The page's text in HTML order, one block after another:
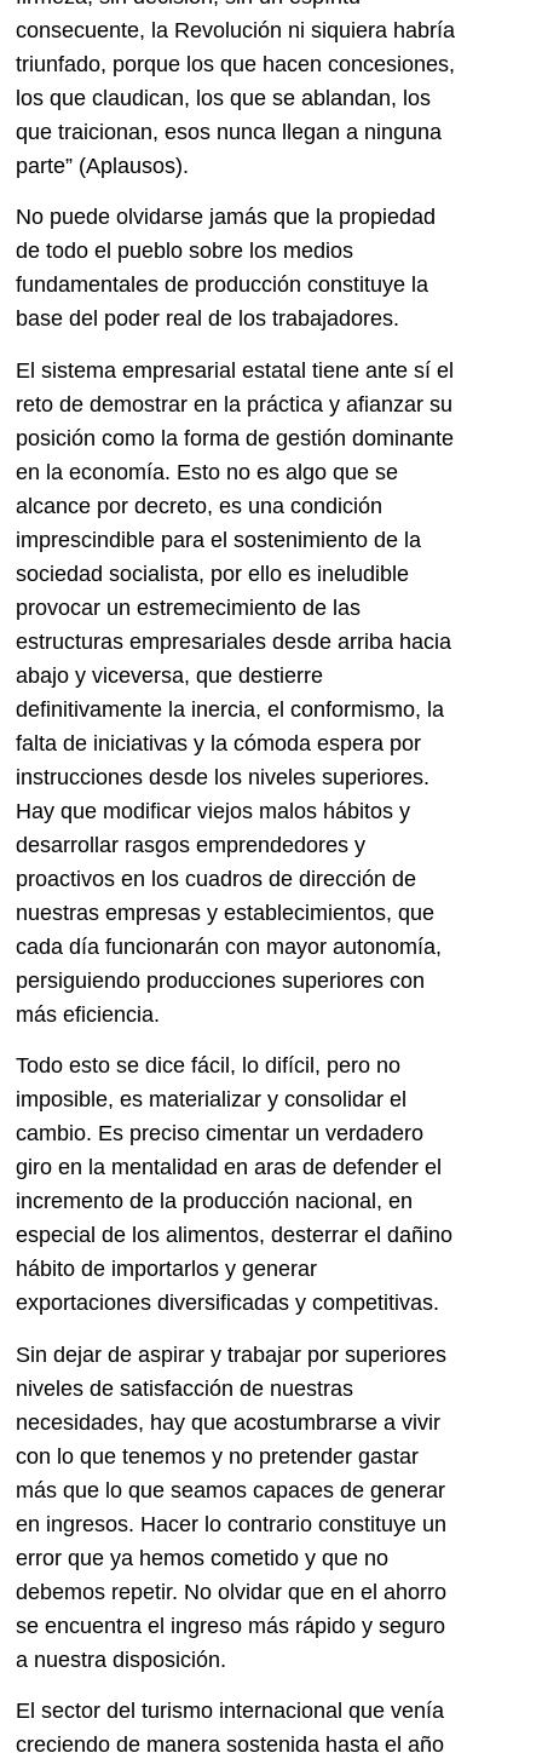
consecuente, la Revolución ni siquiera habría
triunfado, porque los que hacen concesiones,
los que claudican, los que se ablandan, los
que traicionan, esos nunca llegan a ninguna
parte” (Aplausos).
No puede olvidarse jamás que la propiedad
de todo el pueblo sobre los medios
fundamentales de producción constituye la
base del poder real de los trabajadores.
El sistema empresarial estatal tiene ante sí el
reto de demostrar en la práctica y afianzar su
posición como la forma de gestión dominante
en la economía. Esto no es algo que se
alcance por decreto, es una condición
imprescindible para el sostenimiento de la
sociedad socialista, por ello es ineludible
provocar un estremecimiento de las
estructuras empresariales desde arriba hacia
abajo y viceversa, que destierre
definitivamente la inercia, el conformismo, la
falta de iniciativas y la cómoda espera por
instrucciones desde los niveles superiores.
Hay que modificar viejos malos hábitos y
desarrollar rasgos emprendedores y
proactivos en los cuadros de dirección de
nuestras empresas y establecimientos, que
cada día funcionarán con mayor autonomía,
persiguiendo producciones superiores con
más eficiencia.
Todo esto se dice fácil, lo difícil, pero no
imposible, es materializar y consolidar el
cambio. Es preciso cimentar un verdadero
giro en la mentalidad en aras de defender el
incremento de la producción nacional, en
especial de los alimentos, desterrar el dañino
hábito de importarlos y generar
exportaciones diversificadas y competitivas.
Sin dejar de aspirar y trabajar por superiores
niveles de satisfacción de nuestras
necesidades, hay que acostumbrarse a vivir
con lo que tenemos y no pretender gastar
más que lo que seamos capaces de generar
en ingresos. Hacer lo contrario constituye un
error que ya hemos cometido y que no
debemos repetir. No olvidar que en el ahorro
se encuentra el ingreso más rápido y seguro
a nuestra disposición.
El sector del turismo internacional que venía
creciendo de manera sostenida hasta el año